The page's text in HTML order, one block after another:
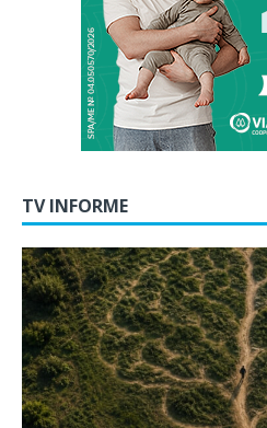
TV INFORME